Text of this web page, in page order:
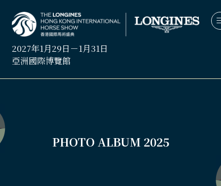
2027年1月29日－1月31日
亞洲國際博覽館
PHOTO ALBUM 2025